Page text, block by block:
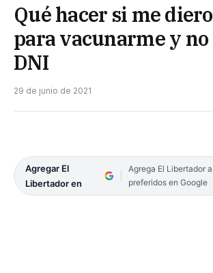
Qué hacer si me
para vacunarme y
DNI
29 de junio de 2021
Agregar El
Libertador en
Agrega El Libertador
preferidos en Google